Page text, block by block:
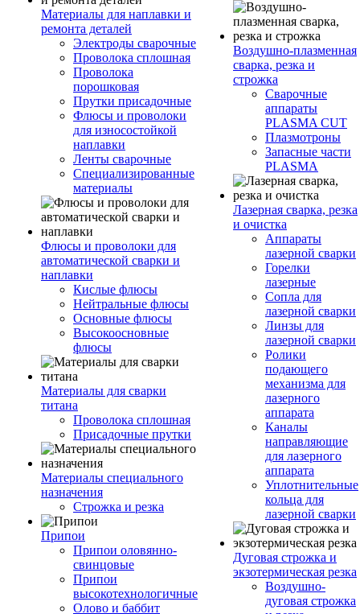
Материалы для наплавки и
ремонта деталей
Электроды сварочные
Проволока сплошная
Проволока
порошковая
Прутки присадочные
Флюсы и проволоки
для износостойкой
наплавки
Ленты сварочные
Специализированные
материалы
Флюсы и проволоки для
автоматической сварки и
наплавки
Кислые флюсы
Нейтральные флюсы
Основные флюсы
Высокоосновные
флюсы
Материалы для сварки
титана
Проволока сплошная
Присадочные прутки
Материалы специального
назначения
Строжка и резка
Припои
Припои оловянно-
свинцовые
Припои
высокотехнологичные
Олово и баббит
Воздушно-плазменная
сварка, резка и
строжка
Сварочные
аппараты
PLASMA CUT
Плазмотроны
Запасные части
PLASMA
Лазерная сварка, резка
и очистка
Аппараты
лазерной сварки
Горелки
лазерные
Сопла для
лазерной сварки
Линзы для
лазерной сварки
Ролики
подающего
механизма для
лазерного
аппарата
Каналы
направляющие
для лазерного
аппарата
Уплотнительные
кольца для
лазерной сварки
Дуговая строжка и
экзотермическая резка
Воздушно-
дуговая строжка